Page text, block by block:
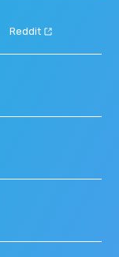
Reddit